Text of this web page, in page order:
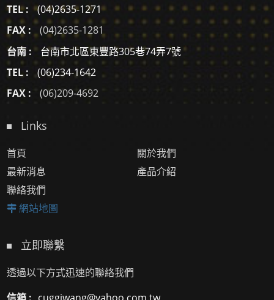
TEL :
(04)2635-1271
FAX :
(04)2635-1281
台南 :
台南市北區東豐路305巷74弄7號
TEL :
(06)234-1642
FAX :
(06)209-4692
Links
首頁
關於我們
最新消息
產品介紹
聯絡我們
網站地圖
立即聯繫
透過以下方式迅速的聯絡我們